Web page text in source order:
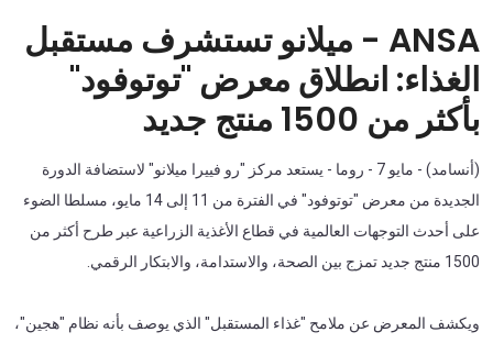
ANSA - ميلانو تستشرف مستقبل
الغذاء: انطلاق معرض "توتوفود"
بأكثر من 1500 منتج جديد
(أنسامد) - مايو 7 - روما - يستعد مركز "رو فييرا ميلانو" لاستضافة الدورة
الجديدة من معرض "توتوفود" في الفترة من 11 إلى 14 مايو، مسلطا الضوء
على أحدث التوجهات العالمية في قطاع الأغذية الزراعية عبر طرح أكثر من
1500 منتج جديد تمزج بين الصحة، والاستدامة، والابتكار الرقمي.
ويكشف المعرض عن ملامح "غذاء المستقبل" الذي يوصف بأنه نظام "هجين"،